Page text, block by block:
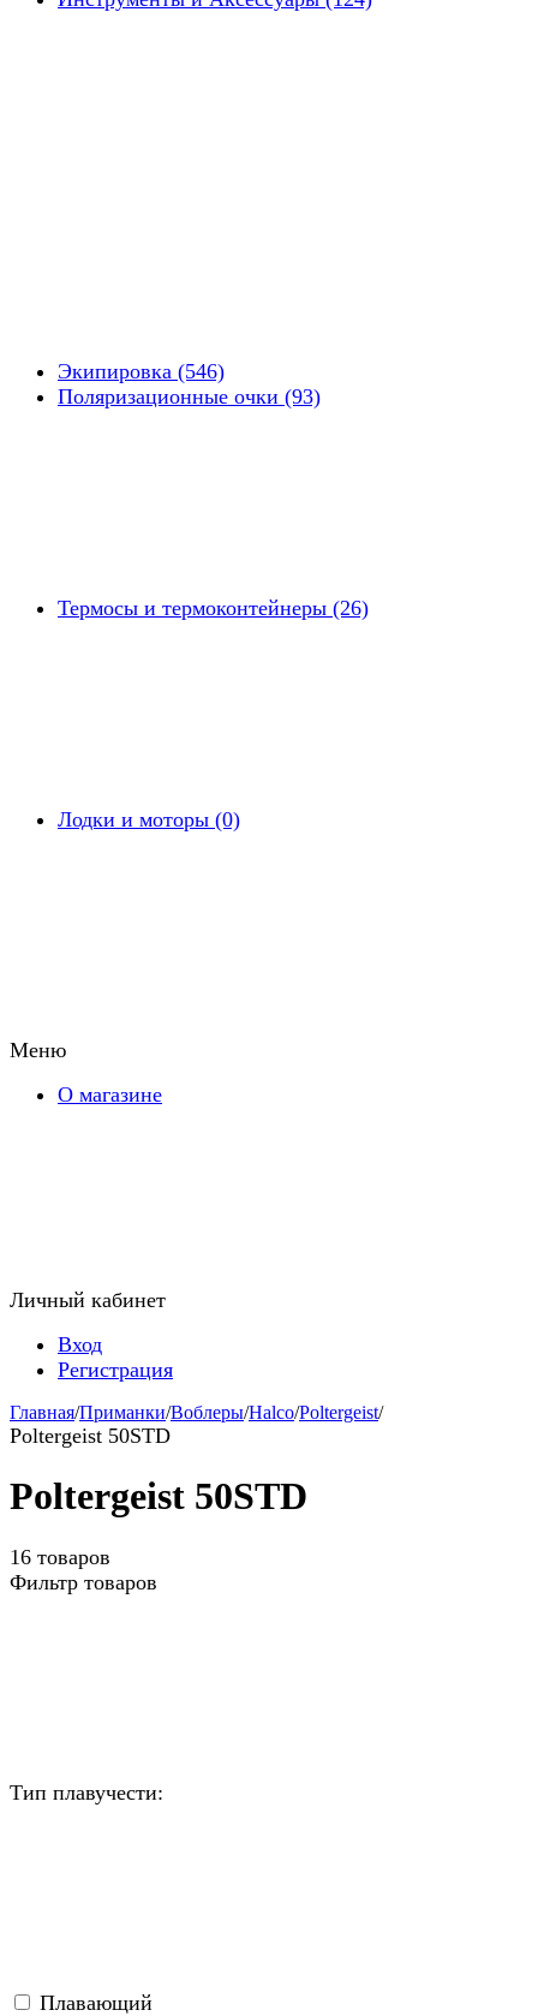
Экипировка (546)
Поляризационные очки (93)
Термосы и термоконтейнеры (26)
Лодки и моторы (0)
Меню
О магазине
Личный кабинет
Вход
Регистрация
Главная/Приманки/Воблеры/Halco/Poltergeist/
Poltergeist 50STD
Poltergeist 50STD
16 товаров
Фильтр товаров
Тип плавучести:
Плавающий